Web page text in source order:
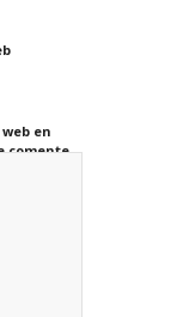
en
comente.